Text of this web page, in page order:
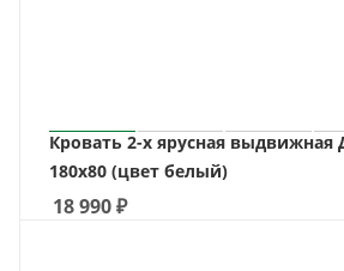
Кровать 2-х ярусная выдвижная
180х80 (цвет белый)
18 990₽